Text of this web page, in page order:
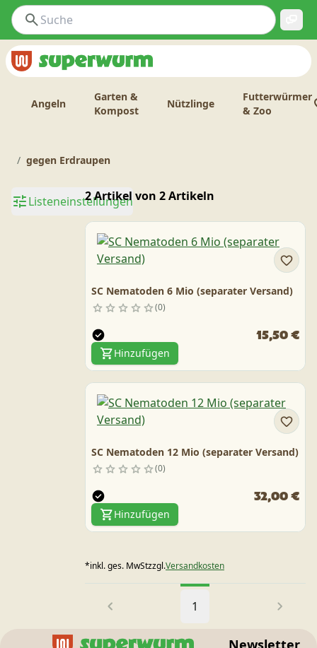
Angeln
Garten &
Kompost
Nützlinge
Futterwürmer
& Zoo
gegen Erdraupen
Listeneinstellungen2 Artikel von 2 Artikeln
SC Nematoden 6 Mio (separater Versand)
0
15,50 €
Hinzufügen
SC Nematoden 12 Mio (separater Versand)
0
32,00 €
Hinzufügen
*inkl. ges. MwStzzgl.Versandkosten
1
Newsletter